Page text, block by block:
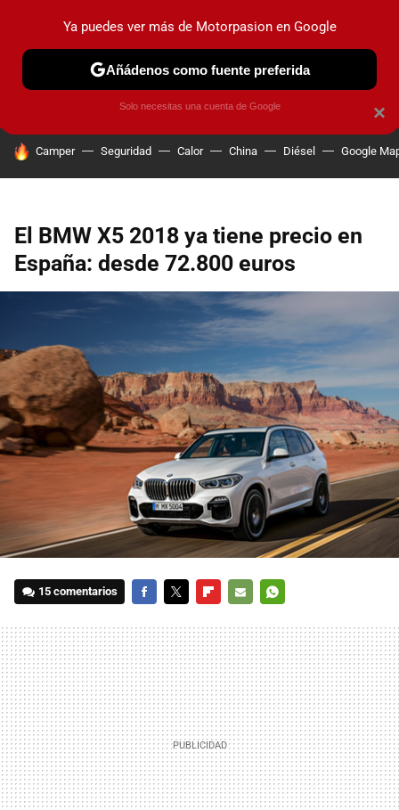
PRUEBAS COCHES ELÉCTRICOS OBSERVATORIO
HOY SE HABLA DE
Camper Seguridad Calor China Diésel Google
El BMW X5 2018 ya tiene precio en
España: desde 72.800 euros
15 comentarios
MAIL
×
Ya puedes ver más de Motorpasion en Google
Añádenos como fuente preferida
Solo necesitas una cuenta de Google